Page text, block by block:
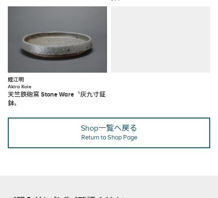
鯉江明
Akira Koie
天竺鉄砲窯 Stone Ware〝灰九寸鉦
鉢〟
Shop一覧へ戻る
Return to Shop Page